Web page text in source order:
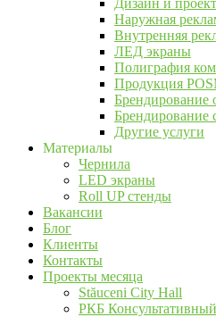
Дизайн и
Наружная
Внутренняя
ЛЕД экраны
Полиграфия
Продукция
Брендирование
Брендирование
Другие услуги
Материалы
Чернила
LED экраны
Roll UP стенды
Вакансии
Блог
Клиенты
Контакты
Проекты месяца
Stăuceni City Hall
РКБ